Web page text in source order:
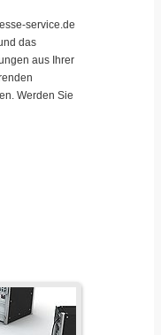
service.de
das
aus Ihrer
Werden Sie